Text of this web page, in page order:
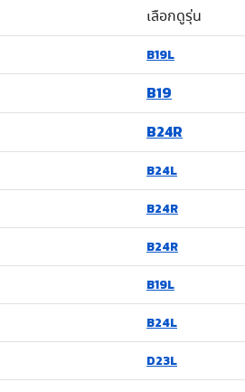
เลือกดูรุ่น
B19L
B19
B24R
B24L
B24R
B24R
B19L
B24L
D23L